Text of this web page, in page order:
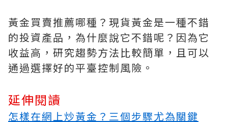
黃金買賣推薦哪種？現貨黃金是一種不錯
的投資產品，為什麼說它不錯呢？因為它
收益高，研究趨勢方法比較簡單，且可以
通過選擇好的平臺控制風險。
延伸閱讀
怎樣在網上炒黃金？三個步驟尤為關鍵